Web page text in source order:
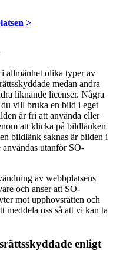
>
allmänhet olika typer av
medan andra
liknande licenser. Några
vill bruka en bild i eget
är fri att använda eller
att klicka på bildlänken
bildlänk saknas är bilden i
utanför SO-
av webbplatsens
och anser att SO-
mot upphovsrätten och
meddela oss så att vi kan ta
enligt